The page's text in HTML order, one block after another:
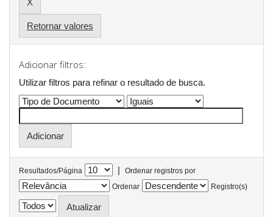
Retornar valores
Adicionar filtros:
Utilizar filtros para refinar o resultado de busca.
Resultados/Página |
Ordenar registros por
Ordenar
Registro(s)